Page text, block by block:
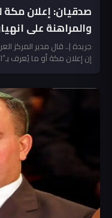
صدقيان: إعلان مكة
والمراهنة على
جريدة |.. قال مدير المركز
إن إعلان مكة أو ما يُعرف